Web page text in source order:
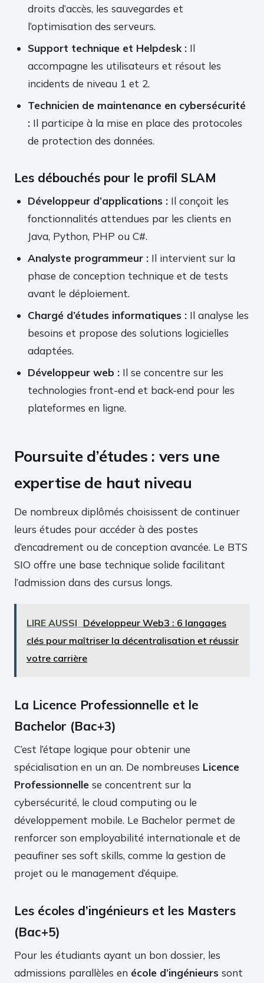
droits d’accès, les sauvegardes et
l’optimisation des serveurs.
Support technique et Helpdesk : Il
accompagne les utilisateurs et résout les
incidents de niveau 1 et 2.
Technicien de maintenance en cybersécurité
: Il participe à la mise en place des protocoles
de protection des données.
Les débouchés pour le profil SLAM
Développeur d’applications : Il conçoit les
fonctionnalités attendues par les clients en
Java, Python, PHP ou C#.
Analyste programmeur : Il intervient sur la
phase de conception technique et de tests
avant le déploiement.
Chargé d’études informatiques : Il analyse les
besoins et propose des solutions logicielles
adaptées.
Développeur web : Il se concentre sur les
technologies front-end et back-end pour les
plateformes en ligne.
Poursuite d’études : vers une
expertise de haut niveau
De nombreux diplômés choisissent de continuer
leurs études pour accéder à des postes
d’encadrement ou de conception avancée. Le BTS
SIO offre une base technique solide facilitant
l’admission dans des cursus longs.
LIRE AUSSI Développeur Web3 : 6 langages
clés pour maîtriser la décentralisation et réussir
votre carrière
La Licence Professionnelle et le
Bachelor (Bac+3)
C’est l’étape logique pour obtenir une
spécialisation en un an. De nombreuses Licence
Professionnelle se concentrent sur la
cybersécurité, le cloud computing ou le
développement mobile. Le Bachelor permet de
renforcer son employabilité internationale et de
peaufiner ses soft skills, comme la gestion de
projet ou le management d’équipe.
Les écoles d’ingénieurs et les Masters
(Bac+5)
Pour les étudiants ayant un bon dossier, les
admissions parallèles en école d’ingénieurs sont